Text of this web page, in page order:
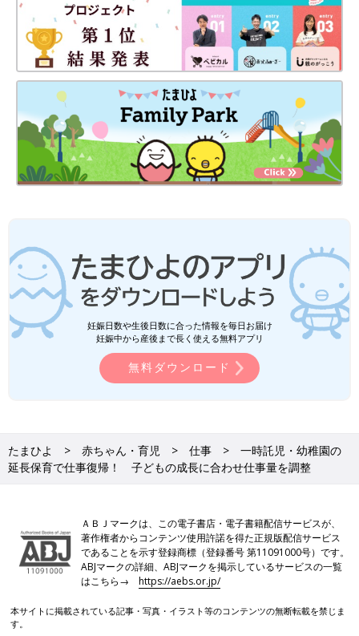
妊娠日数や生後日数に合った情報を毎日お届け
妊娠中から産後まで長く使える無料アプリ
無料ダウンロード
たまひよ 赤ちゃん・育児 仕事
一時託児・幼稚園の
延長保育で仕事復帰！ 子どもの成長に合わせ仕事量を調整
ＡＢＪマークは、この電子書店・電子書籍配信サービスが、
著作権者からコンテンツ使用許諾を得た正規版配信サービス
であることを示す登録商標（登録番号 第11091000号）です。
ABJマークの詳細、ABJマークを掲示しているサービスの一覧
はこちら→https://aebs.or.jp/
本サイトに掲載されている記事・写真・イラスト等のコンテンツの無断転載を禁じま
す。